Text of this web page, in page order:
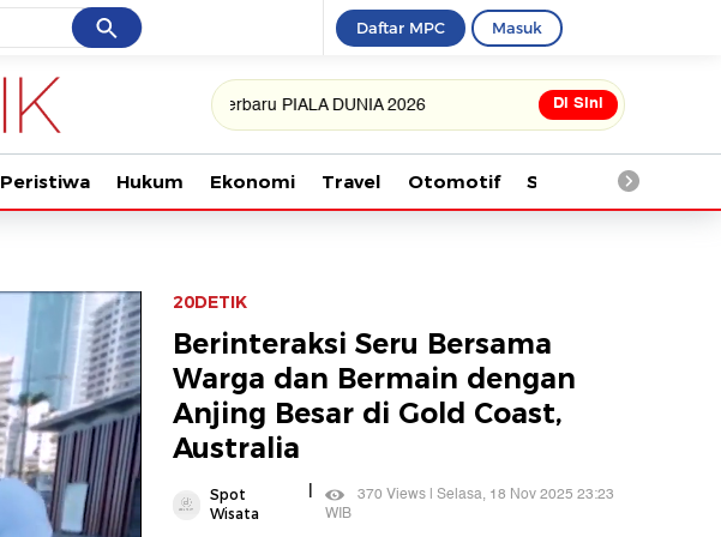
Cancel Daftar MPC Masuk
Tonton kabar terbaru PIALA DUNIA 2026 Di Sini
Peristiwa Hukum Ekonomi Travel Otomotif Saintek
20DETIK
Berinteraksi Seru Bersama
Warga dan Bermain dengan
Anjing Besar di Gold Coast,
Australia
Spot
Wisata
|
370 Views | Selasa, 18 Nov 2025 23:23
WIB